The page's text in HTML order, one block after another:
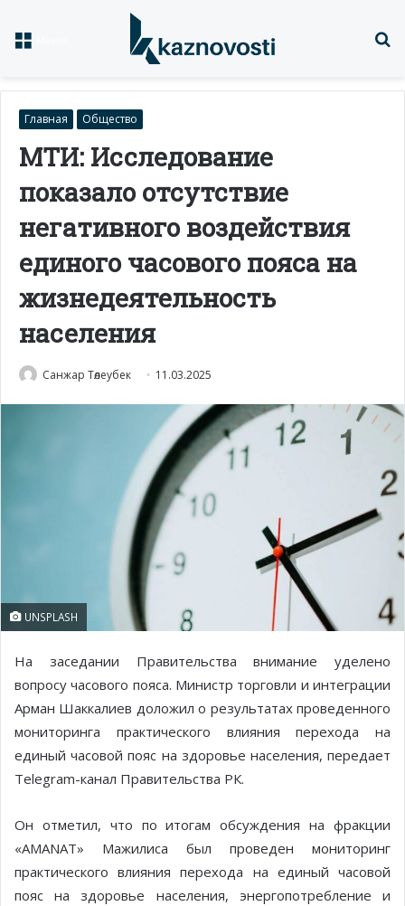
Главная Общество
МТИ: Исследование
показало отсутствие
негативного воздействия
единого часового пояса на
жизнедеятельность
населения
Санжар Төлеубек 11.03.2025
UNSPLASH
На заседании Правительства внимание уделено
вопросу часового пояса. Министр торговли и интеграции
Арман Шаккалиев доложил о результатах проведенного
мониторинга практического влияния перехода на
единый часовой пояс на здоровье населения, передает
Telegram-канал Правительства РК.
Он отметил, что по итогам обсуждения на фракции
«AMANAT» Мажилиса был проведен мониторинг
практического влияния перехода на единый часовой
пояс на здоровье населения, энергопотребление и